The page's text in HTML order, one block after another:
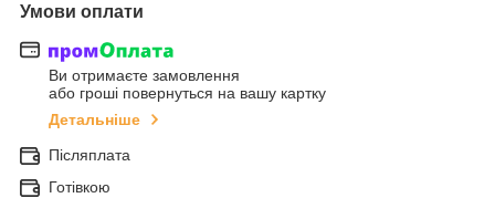
Умови оплати
Ви отримаєте замовлення
або гроші повернуться на вашу картку
Детальніше
Післяплата
Готівкою